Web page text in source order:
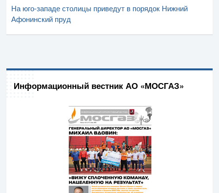
На юго-западе столицы приведут в порядок Нижний
Афонинский пруд
Информационный вестник АО «МОСГАЗ»